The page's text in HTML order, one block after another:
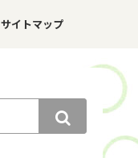
サイトマップ